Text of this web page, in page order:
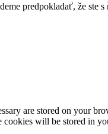
predpokladať, že ste s
are stored on your
cookies will be stored in